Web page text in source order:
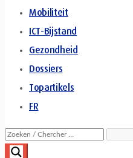
Mobiliteit
ICT-Bijstand
Gezondheid
Dossiers
Topartikels
FR